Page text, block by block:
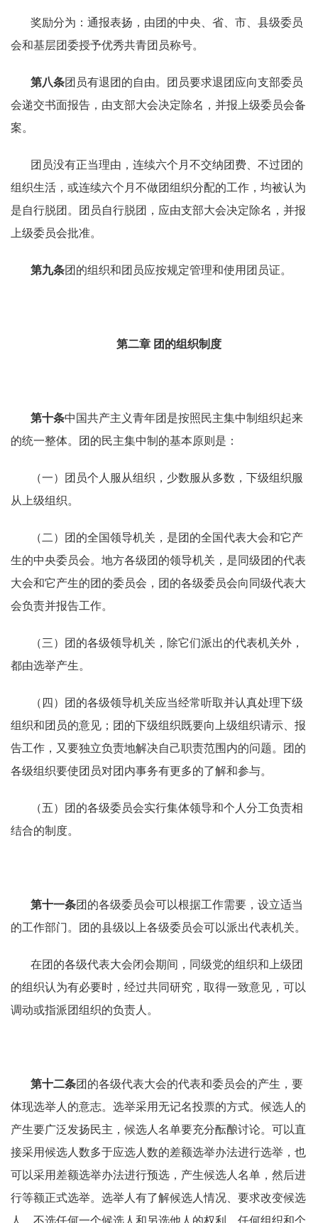
奖励分为：通报表扬，由团的中央、省、市、县级委员
会和基层团委授予优秀共青团员称号。
第八条团员有退团的自由。团员要求退团应向支部委员
会递交书面报告，由支部大会决定除名，并报上级委员会备
案。
团员没有正当理由，连续六个月不交纳团费、不过团的
组织生活，或连续六个月不做团组织分配的工作，均被认为
是自行脱团。团员自行脱团，应由支部大会决定除名，并报
上级委员会批准。
第九条团的组织和团员应按规定管理和使用团员证。
第二章 团的组织制度
第十条中国共产主义青年团是按照民主集中制组织起来
的统一整体。团的民主集中制的基本原则是：
（一）团员个人服从组织，少数服从多数，下级组织服
从上级组织。
（二）团的全国领导机关，是团的全国代表大会和它产
生的中央委员会。地方各级团的领导机关，是同级团的代表
大会和它产生的团的委员会，团的各级委员会向同级代表大
会负责并报告工作。
（三）团的各级领导机关，除它们派出的代表机关外，
都由选举产生。
（四）团的各级领导机关应当经常听取并认真处理下级
组织和团员的意见；团的下级组织既要向上级组织请示、报
告工作，又要独立负责地解决自己职责范围内的问题。团的
各级组织要使团员对团内事务有更多的了解和参与。
（五）团的各级委员会实行集体领导和个人分工负责相
结合的制度。
第十一条团的各级委员会可以根据工作需要，设立适当
的工作部门。团的县级以上各级委员会可以派出代表机关。
在团的各级代表大会闭会期间，同级党的组织和上级团
的组织认为有必要时，经过共同研究，取得一致意见，可以
调动或指派团组织的负责人。
第十二条团的各级代表大会的代表和委员会的产生，要
体现选举人的意志。选举采用无记名投票的方式。候选人的
产生要广泛发扬民主，候选人名单要充分酝酿讨论。可以直
接采用候选人数多于应选人数的差额选举办法进行选举，也
可以采用差额选举办法进行预选，产生候选人名单，然后进
行等额正式选举。选举人有了解候选人情况、要求改变候选
人、不选任何一个候选人和另选他人的权利。任何组织和个